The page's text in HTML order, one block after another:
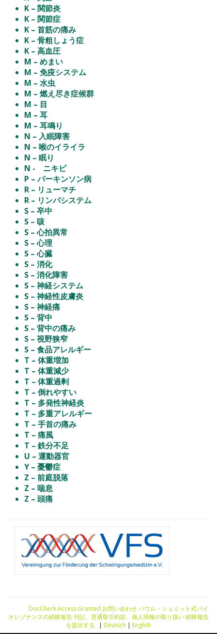
K – 関節炎
K – 関節症
K – 首筋の痛み
K – 骨粗しょう症
K – 高血圧
M – めまい
M – 免疫システム
M – 水虫
M – 燃え尽き症候群
M – 目
M – 耳
M – 耳鳴り
N – 入眠障害
N – 喉のイライラ
N – 眠り
N - ニキビ
P – パーキンソン病
R – リューマチ
R – リンパシステム
S – 卒中
S – 咳
S – 心拍異常
S – 心理
S – 心臓
S – 消化
S – 消化障害
S – 神経システム
S – 神経性皮膚炎
S – 神経痛
S – 背中
S – 背中の痛み
S – 視野狭窄
S – 食品アレルギー
T – 体重増加
T – 体重減少
T – 体重過剰
T – 倒れやすい
T – 多発性神経炎
T – 多重アレルギー
T – 手首の痛み
T – 痛風
T – 鉄分不足
U – 運動器官
Y – 憂鬱症
Z – 前庭脱落
Z – 喘息
Z – 頭痛
DocCheck Access Granted お問い合わせ パウル・シュミット式バイ
オレゾナンスの経験報告刊記、普通取引約款、個人情報の取り扱い経験報告
を提出する
| Deutsch | English